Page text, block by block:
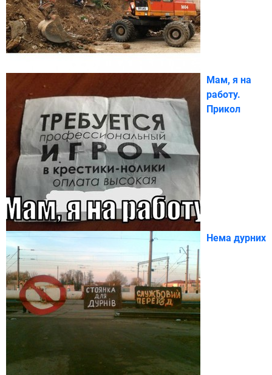
Мам, я на
работу.
Прикол
Нема дурних